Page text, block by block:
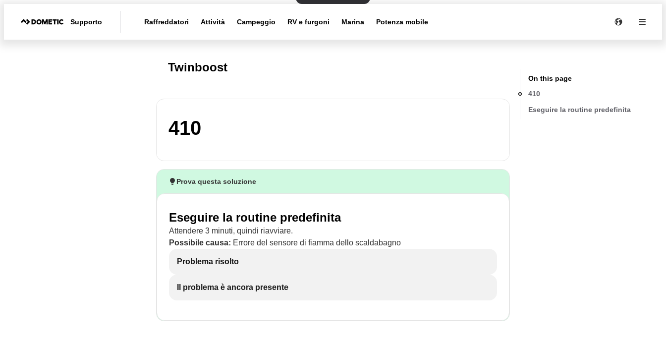
Supporto Raffreddatori Attività Campeggio RV e furgoni Marina Potenza mobile
Twinboost
410
Prova questa soluzione
Eseguire la routine predefinita
Attendere 3 minuti, quindi riavviare.
Possibile causa: Errore del sensore di fiamma dello scaldabagno
Problema risolto
Il problema è ancora presente
On this page
410
Eseguire la routine predefinita